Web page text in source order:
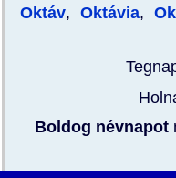
Oktáv, Oktávia,
Boldog névnapot